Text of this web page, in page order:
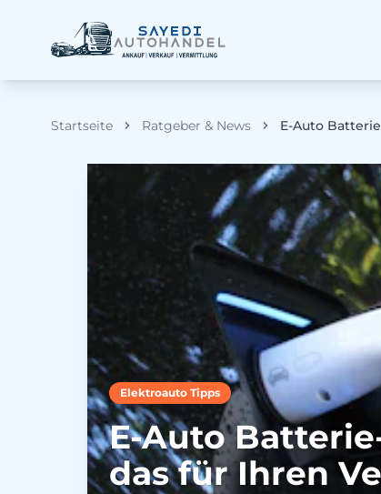
Startseite Ratgeber & News E-Auto
Elektroauto Tipps
E-Auto
das für Ihren